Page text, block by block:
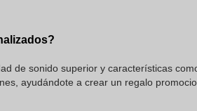
de sonido superior y características
ayudándote a crear un regalo